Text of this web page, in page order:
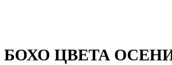
БОХО ЦВЕТА